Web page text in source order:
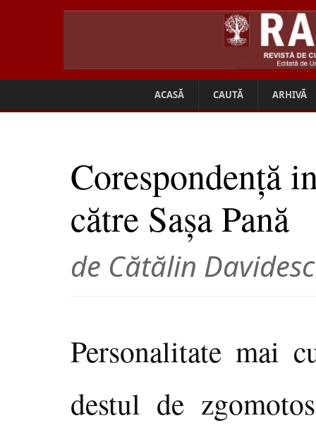
ACASĂ CAUTĂ ARHIVĂ
Corespondență
către Sașa Pană
de Cătălin
Personalitate mai
destul de